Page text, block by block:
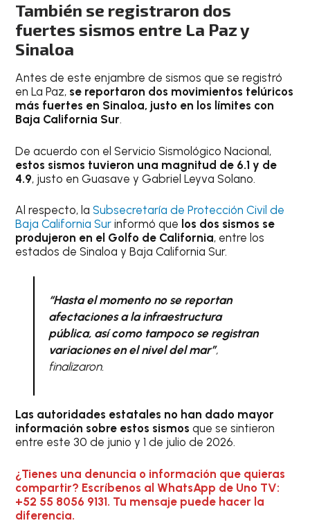
También se registraron dos
fuertes sismos entre La Paz y
Sinaloa
Antes de este enjambre de sismos que se registró
en La Paz, se reportaron dos movimientos telúricos
más fuertes en Sinaloa, justo en los límites con
Baja California Sur.
De acuerdo con el Servicio Sismológico Nacional,
estos sismos tuvieron una magnitud de 6.1 y de
4.9, justo en Guasave y Gabriel Leyva Solano.
Al respecto, laSubsecretaría de Protección Civil de
Baja California Sur informó que los dos sismos se
produjeron en el Golfo de California, entre los
estados de Sinaloa y Baja California Sur.
“Hasta el momento no se reportan
afectaciones a la infraestructura
pública, así como tampoco se registran
variaciones en el nivel del mar”,
finalizaron.
Las autoridades estatales no han dado mayor
información sobre estos sismosque se sintieron
entre este 30 de junio y 1 de julio de 2026.
¿Tienes una denuncia o información que quieras
compartir? Escríbenos al WhatsApp de Uno TV:
+52 55 8056 9131. Tu mensaje puede hacer la
diferencia.